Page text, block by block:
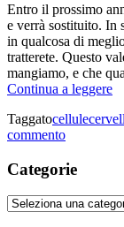
Entro il prossimo
e verrà sostituito. In
in qualcosa di
tratterete. Questo
mangiamo, e che
Continua a leggere
e
Taggatocellule
commentosu
tessuti
organi
umani
Categorie
Categorie